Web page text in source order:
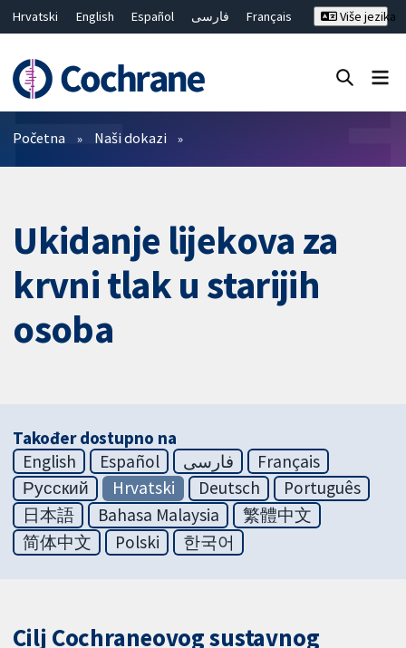
Hrvatski English Español فارسی
Français
繁體中文
简体中文
Više jezika
Prečistači
Početna Naši dokazi
Ukidanje lijekova za
krvni tlak u starijih
osoba
Također dostupno na
English
Español فارسی
Français
Русский
Hrvatski Deutsch
Português
日本語
Bahasa Malaysia
繁體中文
简体中文
Polski 한국어
Cilj Cochraneovog sustavnog